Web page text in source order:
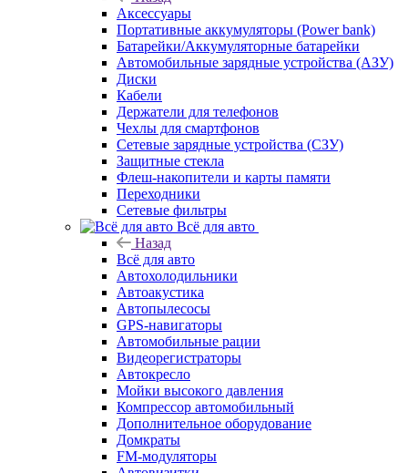
Аксессуары
Портативные аккумуляторы (Power bank)
Батарейки/Аккумуляторные батарейки
Автомобильные зарядные устройства (АЗУ)
Диски
Кабели
Держатели для телефонов
Чехлы для смартфонов
Сетевые зарядные устройства (СЗУ)
Защитные стекла
Флеш-накопители и карты памяти
Переходники
Сетевые фильтры
Всё для авто
Назад
Всё для авто
Автохолодильники
Автоакустика
Автопылесосы
GPS-навигаторы
Автомобильные рации
Видеорегистраторы
Автокресло
Мойки высокого давления
Компрессор автомобильный
Дополнительное оборудование
Домкраты
FM-модуляторы